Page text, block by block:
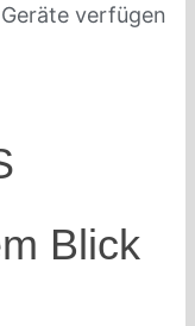
verfügen
Blick